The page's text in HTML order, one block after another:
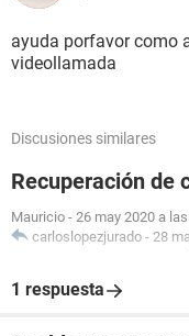
ayuda porfavor como
videollamada
Discusiones similares
Recuperación de
Mauricio - 26 may 2020 a
carloslopezjurado - 28
1 respuesta